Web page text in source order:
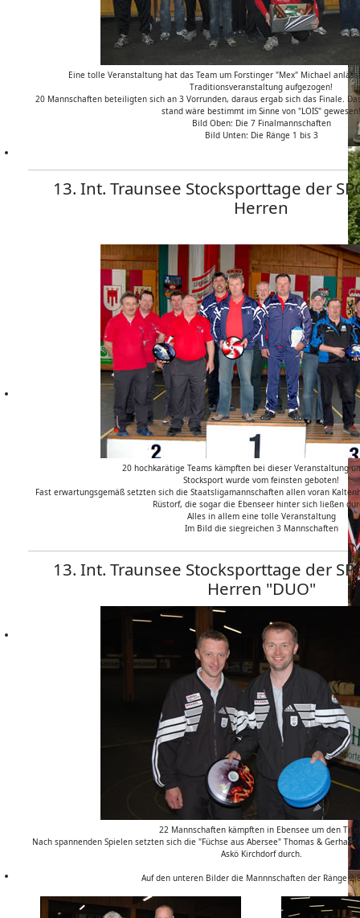
Eine tolle Veranstaltung hat das Team um Forstinger "Mex" Michael
Traditionsveranstaltung aufgezogen!
20 Mannschaften beteiligten sich an 3 Vorrunden, daraus ergab sich das Finale.
stand wäre bestimmt im Sinne von "LOIS" gewesen!
Bild Oben: Die 7 Finalmannschaften
Bild Unten: Die Ränge 1 bis 3
13. Int. Traunsee Stocksporttage der
Herren
20 hochkarätige Teams kämpften bei dieser Veranstaltung
Stocksport wurde vom feinsten geboten!
Fast erwartungsgemäß setzten sich die Staatsligamannschaften allen voran
Rüstorf, die sogar die Ebenseer hinter sich ließen
Alles in allem eine tolle Veranstaltung
Im Bild die siegreichen 3 Mannschaften
13. Int. Traunsee Stocksporttage der
Herren "DUO"
22 Mannschaften kämpften in Ebensee um den
Nach spannenden Spielen setzten sich die "Füchse aus Abersee" Thomas &
Askö Kirchdorf durch.
Auf den unteren Bilder die Mannnschaften der Ränge 2